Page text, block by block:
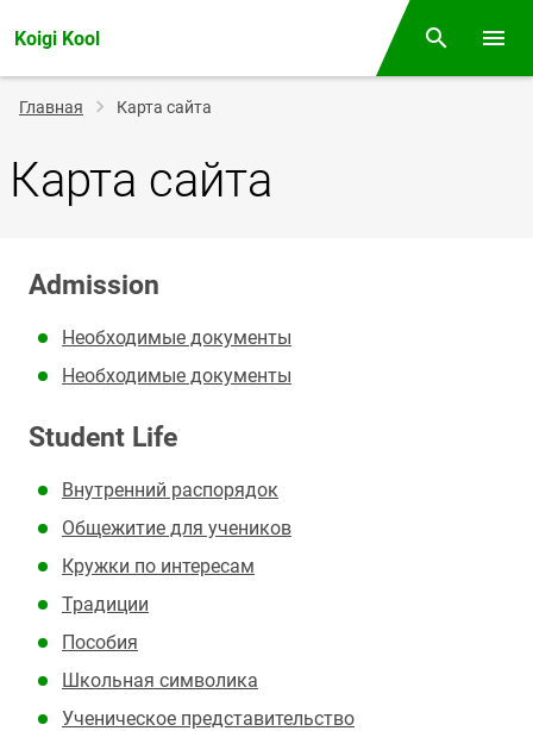
Koigi Kool Поиск
Строка
навигации
Главная Карта сайта
Карта сайта
Admission
Необходимые документы
Необходимые документы
Student Life
Внутренний распорядок
Общежитие для учеников
Кружки по интересам
Традиции
Пособия
Школьная символика
Ученическое представительство